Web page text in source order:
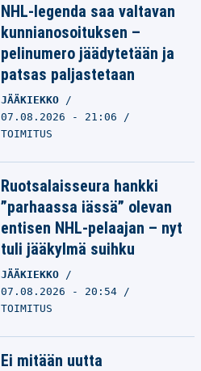
NHL-legenda saa valtavan
kunnianosoituksen –
pelinumero jäädytetään ja
patsas paljastetaan
JÄÄKIEKKO
07.08.2026 - 21:06
TOIMITUS
Ruotsalaisseura hankki
”parhaassa iässä” olevan
entisen NHL-pelaajan – nyt
tuli jääkylmä suihku
JÄÄKIEKKO
07.08.2026 - 20:54
TOIMITUS
Ei mitään uutta